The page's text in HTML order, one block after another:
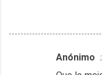
Anónimo